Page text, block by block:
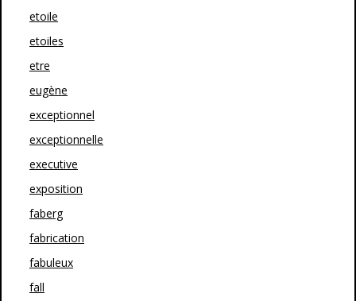
etoile
etoiles
etre
eugène
exceptionnel
exceptionnelle
executive
exposition
faberg
fabrication
fabuleux
fall